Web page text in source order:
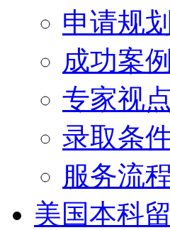
申请规划
成功案例
专家视点
录取条
服务流程
美国本科